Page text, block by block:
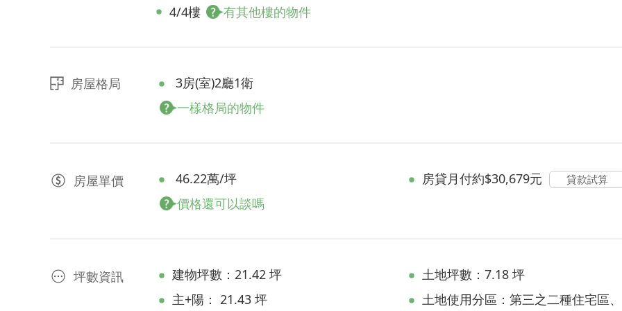
4/4樓 有其他樓的物件
房屋格局
3房(室)2廳1衛
一樣格局的物件
房屋單價
46.22萬/坪
價格還可以談嗎
房貸月付約$30,679元 貸款試算
坪數資訊
建物坪數：21.42 坪
主+陽： 21.43 坪
土地坪數：7.18 坪
土地使用分區：第三之二種住宅區